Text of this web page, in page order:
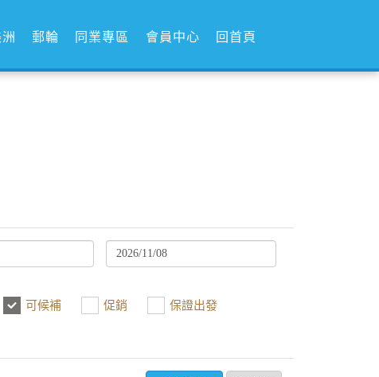
郵輪 同業專區 會員中心 回首頁
可候補 促銷 保證出發